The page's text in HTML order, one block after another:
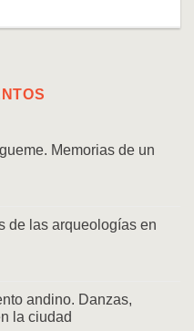
Memorias de un
de las arqueologías en
andino. Danzas,
la ciudad